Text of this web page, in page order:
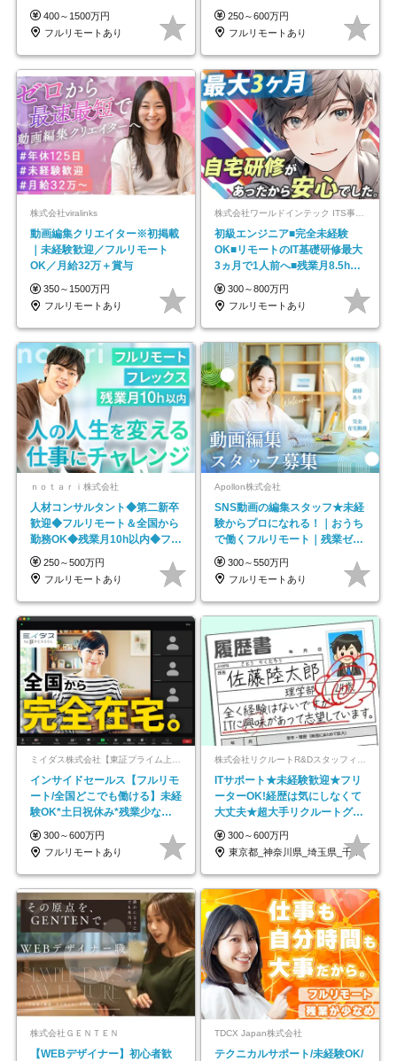
◆10名の採用が決定◆
400～1500万円
フルリモートあり
250～600万円
フルリモートあり
株式会社viralinks
動画編集クリエイター※初掲載
｜未経験歓迎／フルリモート
OK／月給32万＋賞与
350～1500万円
フルリモートあり
株式会社ワールドインテック ITS事業部【東証プライム上場グループ】
初級エンジニア■完全未経験
OK■リモートのIT基礎研修最大
3ヵ月で1人前へ■残業月8.5h■
安定基盤/STR
300～800万円
フルリモートあり
ｎｏｔａｒｉ株式会社
人材コンサルタント◆第二新卒
歓迎◆フルリモート＆全国から
勤務OK◆残業月10h以内◆フレ
ックス制
250～500万円
フルリモートあり
Apollon株式会社
SNS動画の編集スタッフ★未経
験からプロになれる！｜おうち
で働くフルリモート｜残業ゼロ
で18時退勤◎
300～550万円
フルリモートあり
インサイドセールス【フルリモ
ート/全国どこでも働ける】未経
験OK*土日祝休み*残業少なめ*
在宅勤務手当あり
300～600万円
フルリモートあり
ITサポート★未経験歓迎★フリ
ーターOK!経歴は気にしなくて
大丈夫★超大手リクルートグル
ープの正社員/sg
300～600万円
東京都_神奈川県_埼玉県_千葉県_大阪府…
株式会社ＧＥＮＴＥＮ
【WEBデザイナー】初⼼者歓
TDCX Japan株式会社
テクニカルサポート/未経験OK/